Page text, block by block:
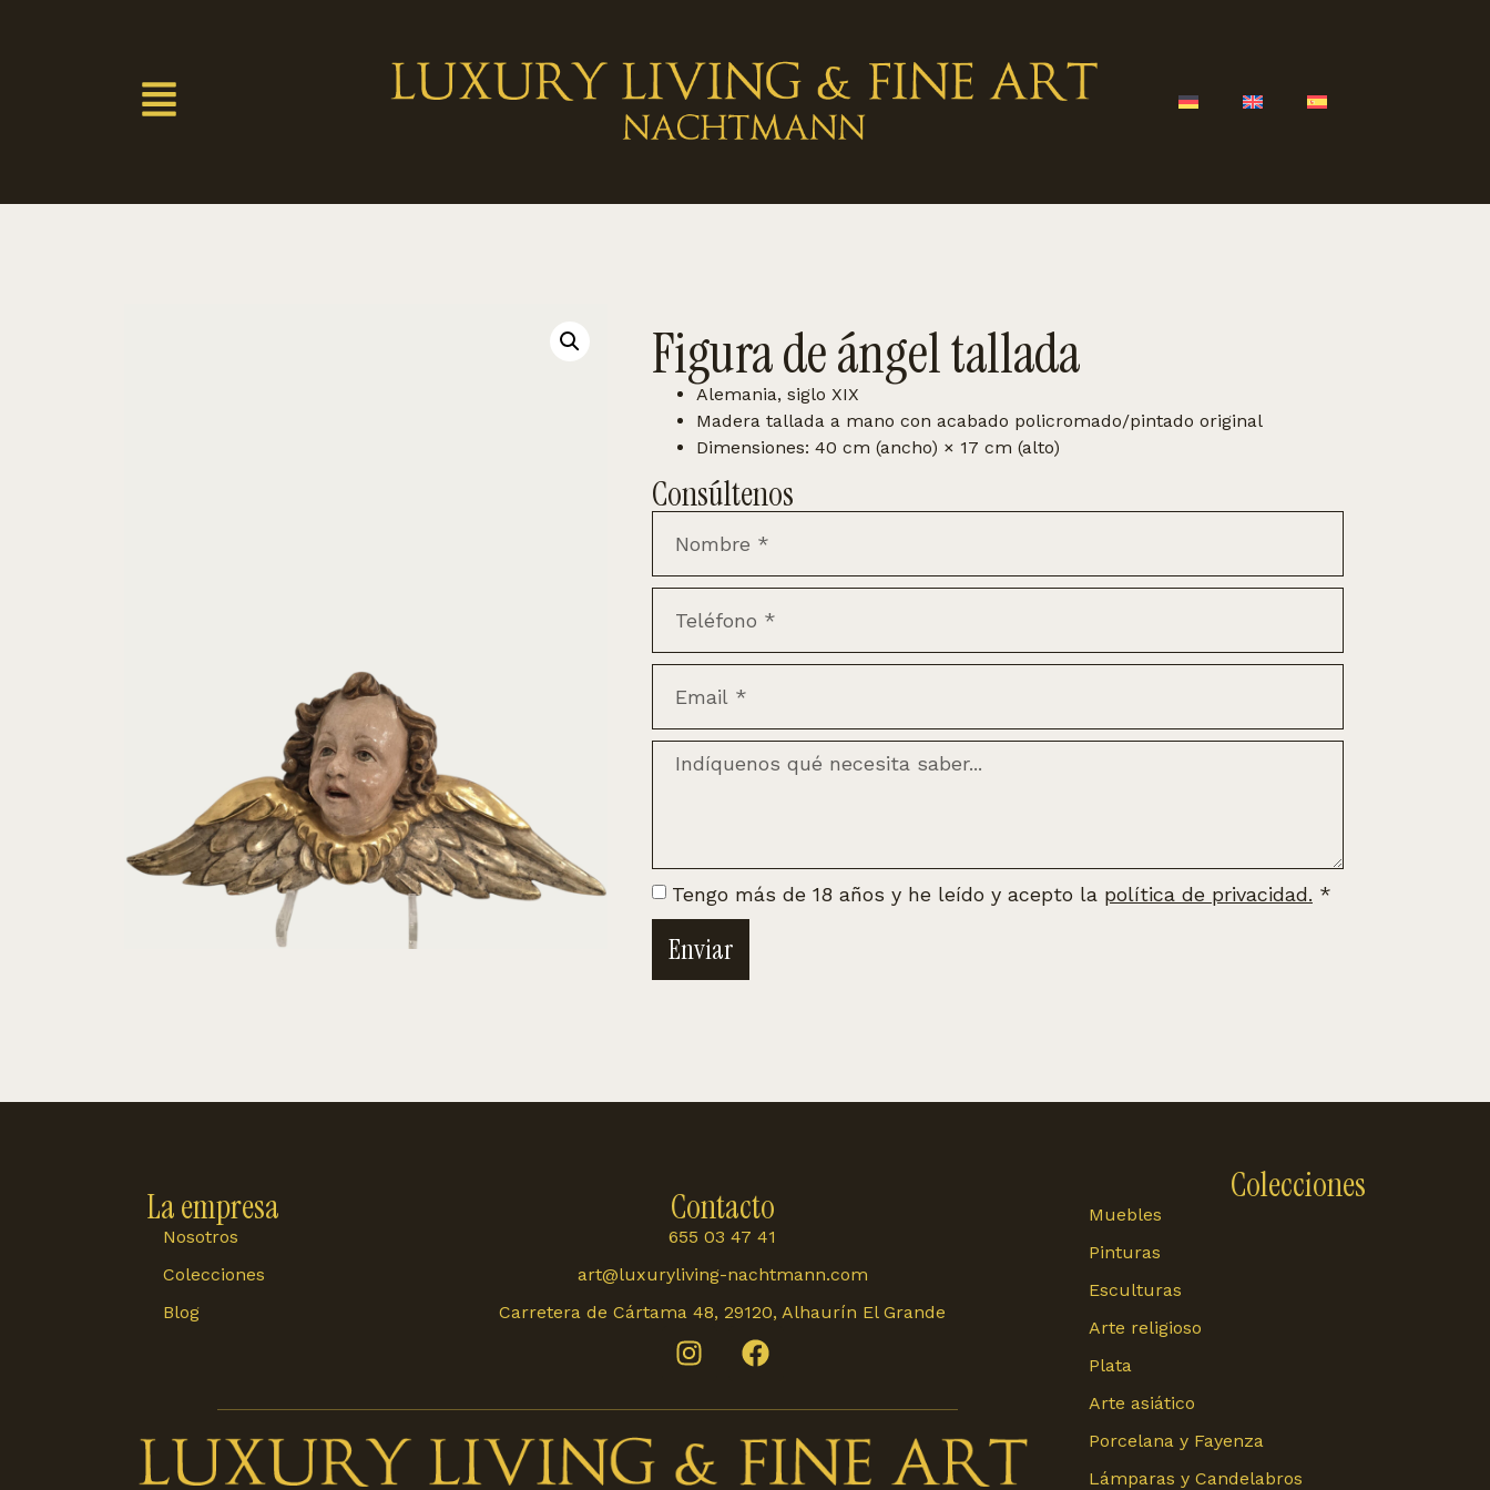
Figura de ángel tallada
Alemania, siglo XIX
Madera tallada a mano con acabado policromado/pintado original
Dimensiones: 40 cm (ancho) × 17 cm (alto)
Consúltenos
Tengo más de 18 años y he leído y acepto la política de privacidad. *
Enviar
La empresa
Nosotros
Colecciones
Blog
Contacto
655 03 47 41
art@luxuryliving-nachtmann.com
Carretera de Cártama 48, 29120, Alhaurín El Grande
Colecciones
Muebles
Pinturas
Esculturas
Arte religioso
Plata
Arte asiático
Porcelana y Fayenza
Lámparas y Candelabros